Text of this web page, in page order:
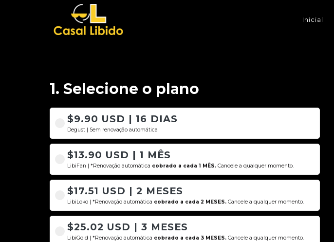
Inicial
1. Selecione o plano
$9.90 USD | 16 DIAS
Degust | Sem renovação automática
$13.90 USD | 1 MÊS
LibiFan | *Renovação automática cobrado a cada 1 MÊS. Cancele a qualquer momento.
$17.51 USD | 2 MESES
LibiLoko | *Renovação automática cobrado a cada 2 MESES. Cancele a qualquer momento.
$25.02 USD | 3 MESES
LibiGold | *Renovação automática cobrado a cada 3 MESES. Cancele a qualquer momento.